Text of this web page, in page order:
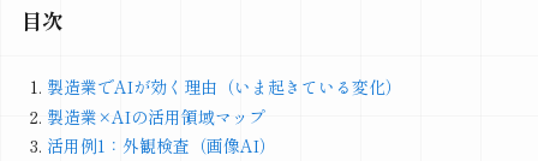
目次
製造業でAIが効く理由（いま起きている変化）
製造業×AIの活用領域マップ
活用例1：外観検査（画像AI）